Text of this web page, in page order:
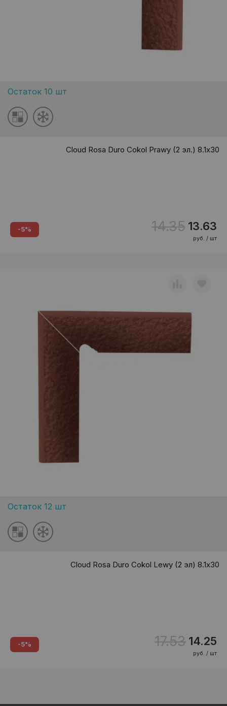
Остаток 10 шт
Cloud Rosa Duro Cokol Prawy (2 эл.) 8.1х30
-5% 14.35 13.63
руб. / шт
Остаток 12 шт
Cloud Rosa Duro Cokol Lewy (2 эл) 8.1х30
-5% 17.53 14.25
руб. / шт